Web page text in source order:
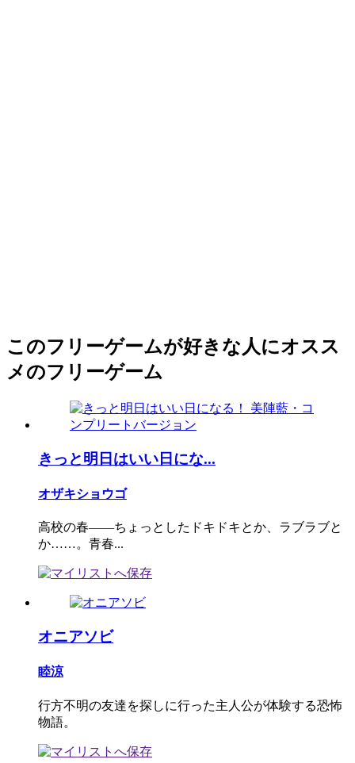
このフリーゲームが好きな人にオスス
メのフリーゲーム
きっと明日はいい日にな...
オザキショウゴ
高校の春――ちょっとしたドキドキとか、ラブラブと
か……。青春...
オニアソビ
睦涼
行方不明の友達を探しに行った主人公が体験する恐怖
物語。